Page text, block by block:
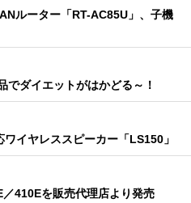
ルーター「RT-AC85U」、子機
ダイエットがはかどる～！
イヤレススピーカー「LS150」
410Eを販売代理店より発売